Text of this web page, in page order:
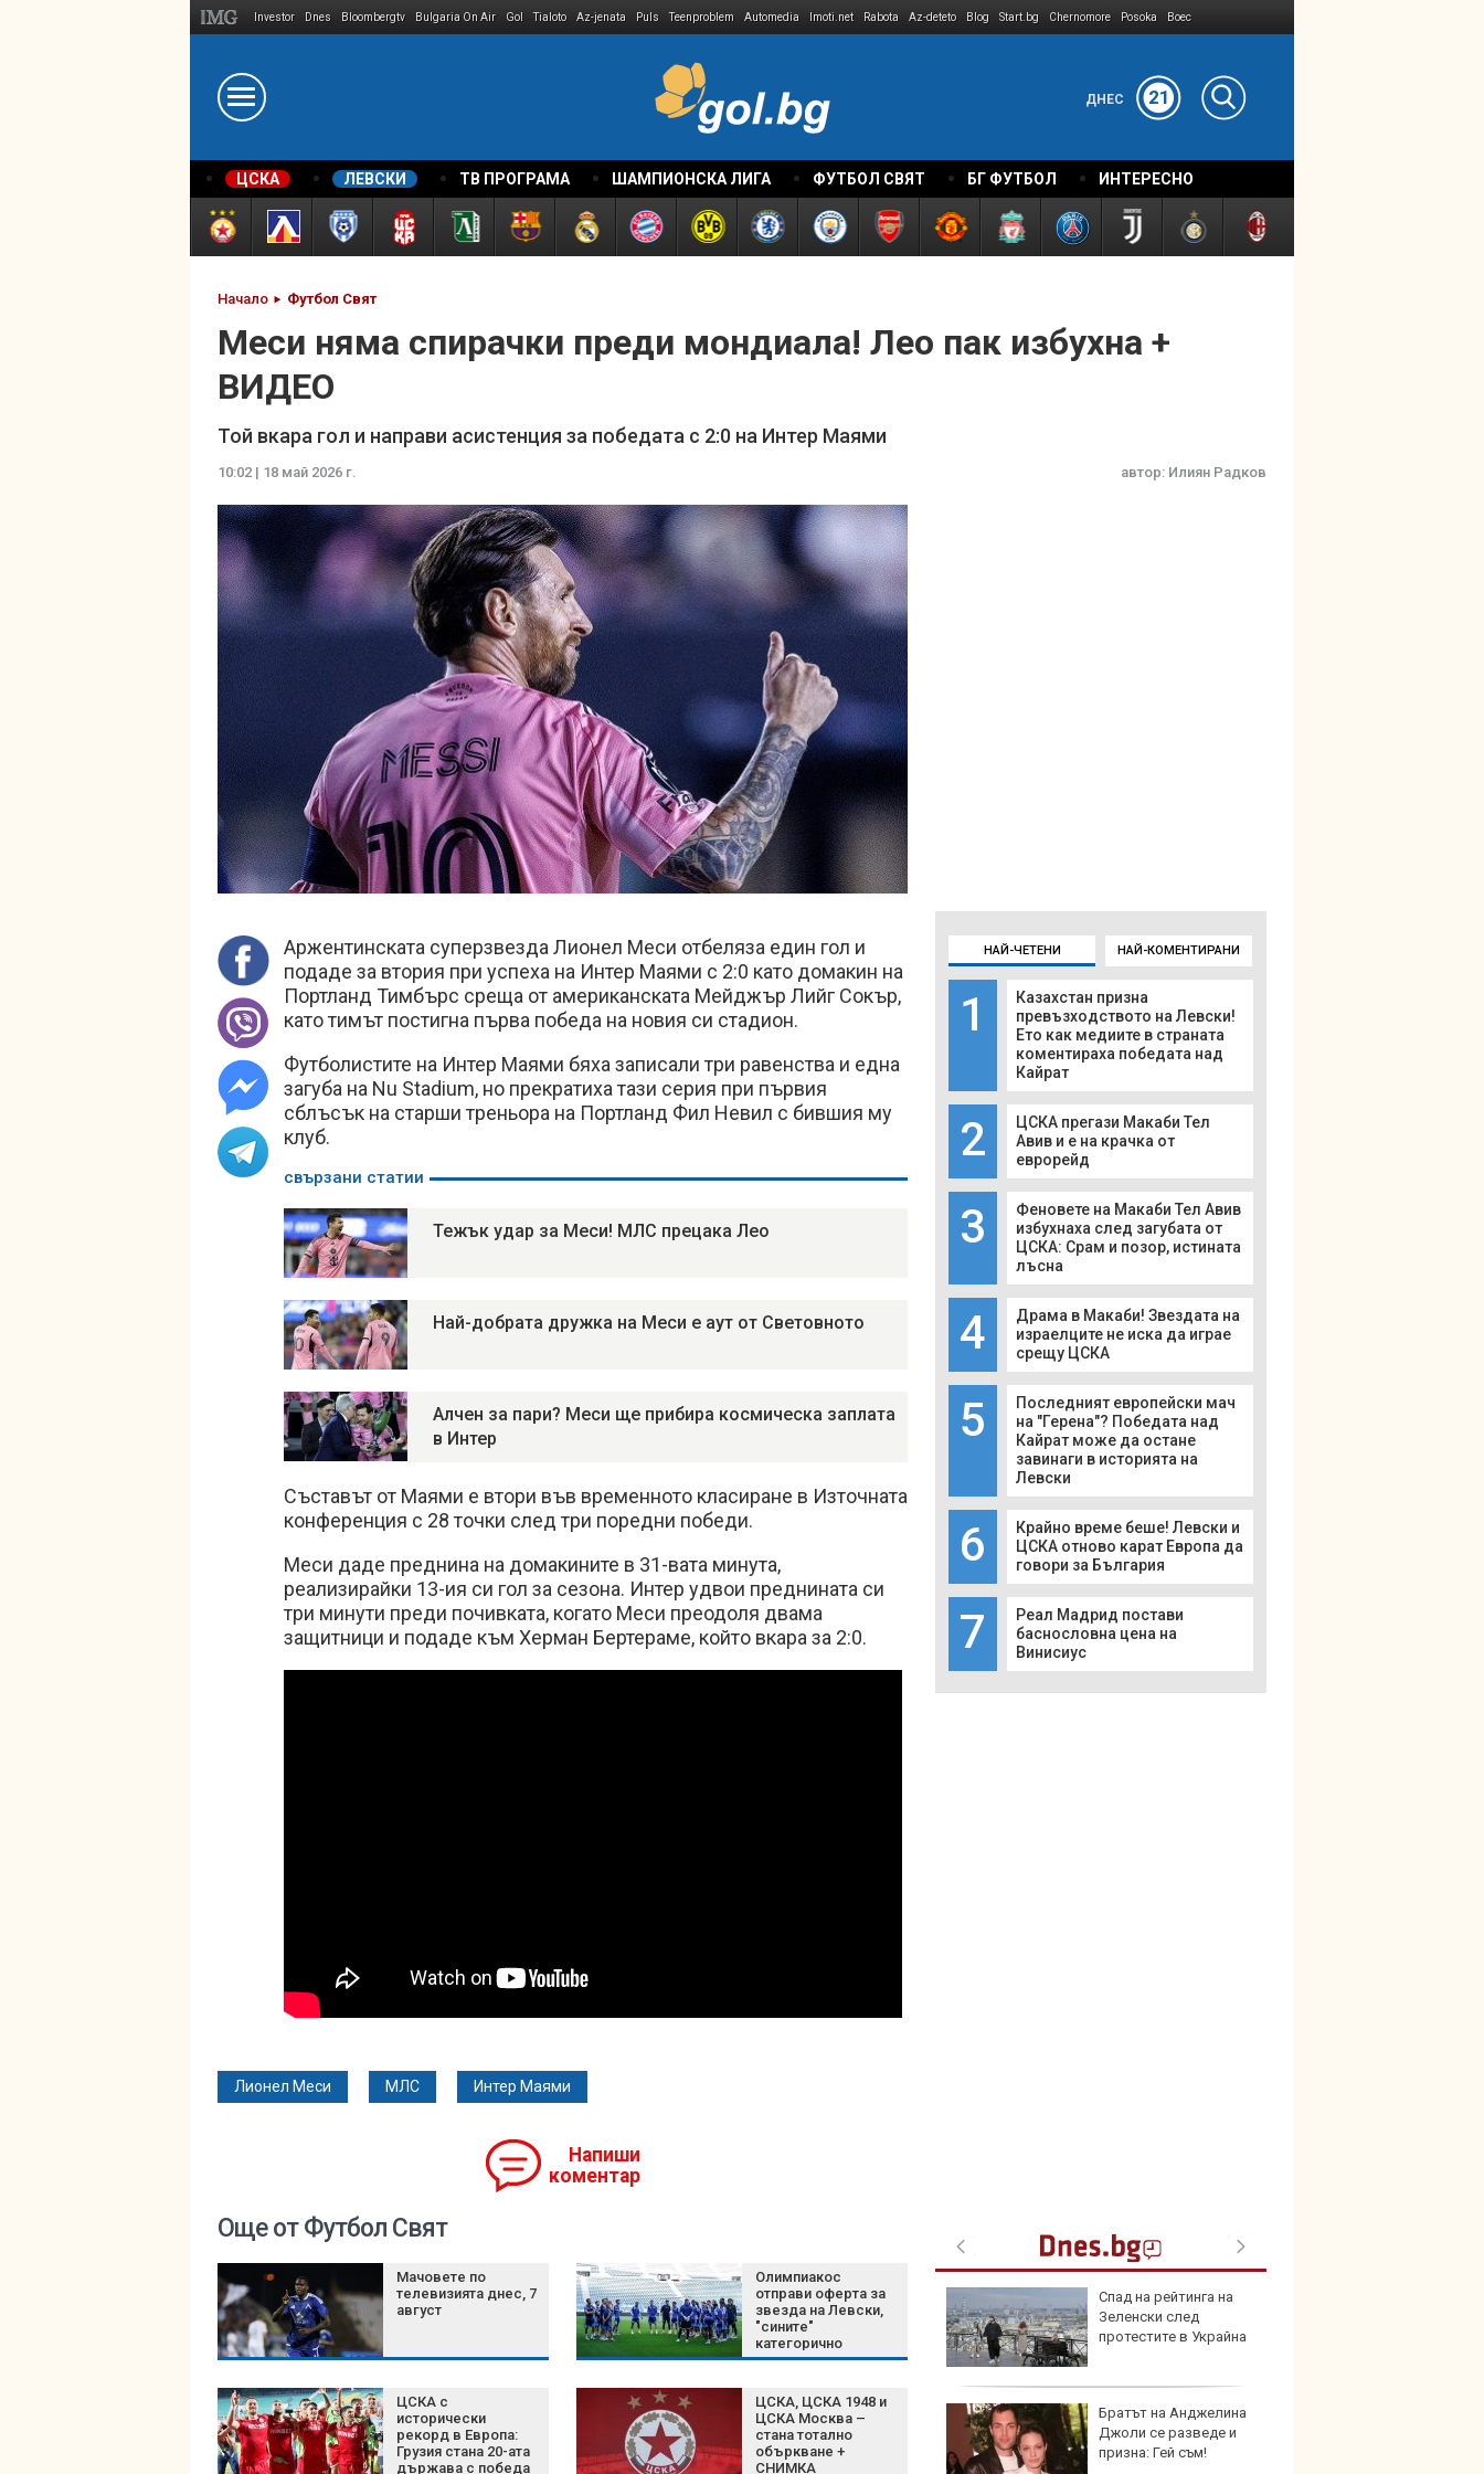
Investor Dnes Bloombergtv Bulgaria On Air Gol Tialoto Az-jenata Puls Teenproblem Automedia Imoti.net Rabota Az-deteto Blog Start.bg Chernomore Posoka Boec
ДНЕС 21
ЦСКА ЛЕВСКИ ТВ ПРОГРАМА ШАМПИОНСКА ЛИГА ФУТБОЛ СВЯТ БГ ФУТБОЛ ИНТЕРЕСНО
Начало Футбол Свят
Меси няма спирачки преди мондиала! Лео пак избухна +
ВИДЕО
Той вкара гол и направи асистенция за победата с 2:0 на Интер Маями
10:02 | 18 май 2026 г. автор: Илиян Радков
Аржентинската суперзвезда Лионел Меси отбеляза един гол и
подаде за втория при успеха на Интер Маями с 2:0 като домакин на
Портланд Тимбърс среща от американската Мейджър Лийг Сокър,
като тимът постигна първа победа на новия си стадион.
Футболистите на Интер Маями бяха записали три равенства и една
загуба на Nu Stadium, но прекратиха тази серия при първия
сблъсък на старши треньора на Портланд Фил Невил с бившия му
клуб.
свързани статии
Тежък удар за Меси! МЛС прецака Лео
Най-добрата дружка на Меси е аут от Световното
Алчен за пари? Меси ще прибира космическа заплата
в Интер
Съставът от Маями е втори във временното класиране в Източната
конференция с 28 точки след три поредни победи.
Меси даде преднина на домакините в 31-вата минута,
реализирайки 13-ия си гол за сезона. Интер удвои преднината си
три минути преди почивката, когато Меси преодоля двама
защитници и подаде към Херман Бертераме, който вкара за 2:0.
Лионел Меси МЛС Интер Маями
Напиши
коментар
НАЙ-ЧЕТЕНИ НАЙ-КОМЕНТИРАНИ
1
Казахстан призна
превъзходството на Левски!
Ето как медиите в страната
коментираха победата над
Кайрат
2
ЦСКА прегази Макаби Тел
Авив и е на крачка от
еврорейд
3
Феновете на Макаби Тел Авив
избухнаха след загубата от
ЦСКА: Срам и позор, истината
лъсна
4
Драма в Макаби! Звездата на
израелците не иска да играе
срещу ЦСКА
5
Последният европейски мач
на "Герена"? Победата над
Кайрат може да остане
завинаги в историята на
Левски
6
Крайно време беше! Левски и
ЦСКА отново карат Европа да
говори за България
7
Реал Мадрид постави
баснословна цена на
Винисиус
Още от Футбол Свят
Мачовете по
телевизията днес, 7
август
Олимпиакос
отправи оферта за
звезда на Левски,
"сините"
категорично
отказаха
ЦСКА с
исторически
рекорд в Европа:
Грузия стана 20-ата
държава с победа
ЦСКА, ЦСКА 1948 и
ЦСКА Москва –
стана тотално
объркване +
СНИМКА
Магнитна буря
връхлита Земята през
уикенда, ще продължи
поне два дни
Ужасяващи СНИМКИ
след кървавия
атентат край Дамаск
Спад на рейтинга на
Зеленски след
протестите в Украйна
Братът на Анджелина
Джоли се разведе и
призна: Гей съм!